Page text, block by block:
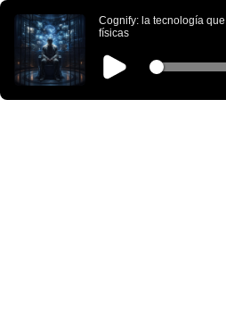
Cognify: la tecnología
físicas